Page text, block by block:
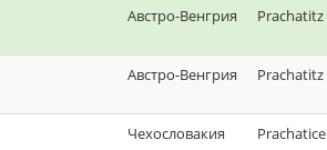
Австро-Венгрия Prachatitz
Австро-Венгрия Prachatitz
Чехословакия Prachatice